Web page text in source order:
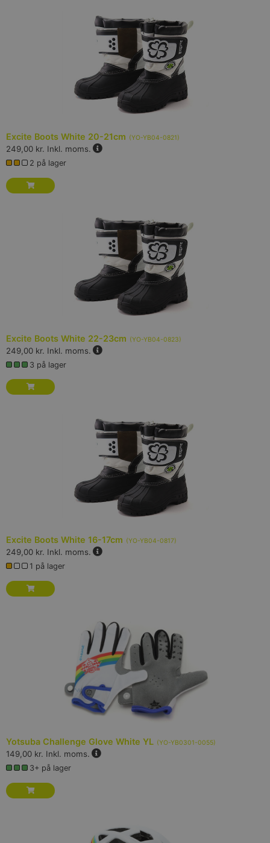
Excite Boots White 20-21cm (YO-YB04-0821)
249,00 kr. Inkl. moms.
2 på lager
Excite Boots White 22-23cm (YO-YB04-0823)
249,00 kr. Inkl. moms.
3 på lager
Excite Boots White 16-17cm (YO-YB04-0817)
249,00 kr. Inkl. moms.
1 på lager
Yotsuba Challenge Glove White YL (YO-YB0301-0055)
149,00 kr. Inkl. moms.
3+ på lager